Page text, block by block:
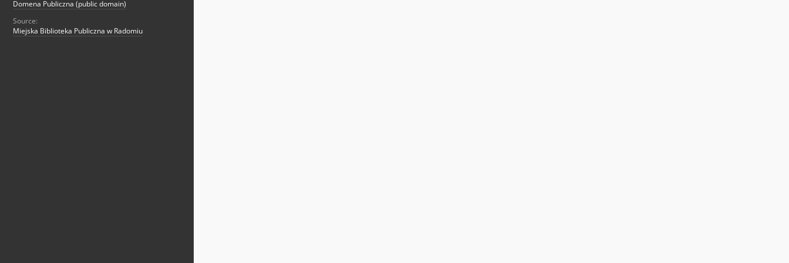
Domena Publiczna (public domain)
Source:
Miejska Biblioteka Publiczna w Radomiu